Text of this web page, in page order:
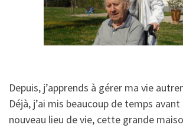
Depuis, j’apprends à gérer ma vie
Déjà, j’ai mis beaucoup de temps
nouveau lieu de vie, cette grande